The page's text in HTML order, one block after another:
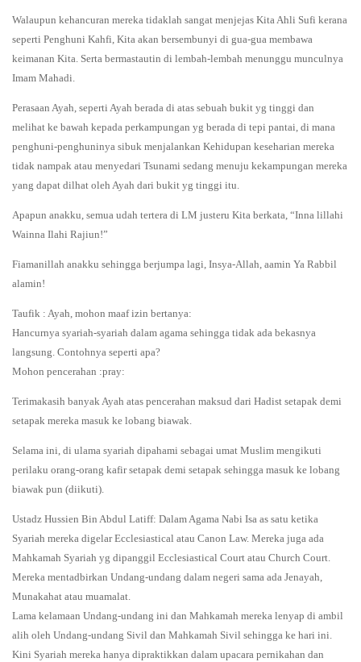
Walaupun kehancuran mereka tidaklah sangat menjejas Kita Ahli Sufi kerana
seperti Penghuni Kahfi, Kita akan bersembunyi di gua-gua membawa
keimanan Kita. Serta bermastautin di lembah-lembah menunggu munculnya
Imam Mahadi.
Perasaan Ayah, seperti Ayah berada di atas sebuah bukit yg tinggi dan
melihat ke bawah kepada perkampungan yg berada di tepi pantai, di mana
penghuni-penghuninya sibuk menjalankan Kehidupan keseharian mereka
tidak nampak atau menyedari Tsunami sedang menuju kekampungan mereka
yang dapat dilhat oleh Ayah dari bukit yg tinggi itu.
Apapun anakku, semua udah tertera di LM justeru Kita berkata, “Inna lillahi
Wainna Ilahi Rajiun!”
Fiamanillah anakku sehingga berjumpa lagi, Insya-Allah, aamin Ya Rabbil
alamin!
Taufik : Ayah, mohon maaf izin bertanya:
Hancurnya syariah-syariah dalam agama sehingga tidak ada bekasnya
langsung. Contohnya seperti apa?
Mohon pencerahan :pray:
Terimakasih banyak Ayah atas pencerahan maksud dari Hadist setapak demi
setapak mereka masuk ke lobang biawak.
Selama ini, di ulama syariah dipahami sebagai umat Muslim mengikuti
perilaku orang-orang kafir setapak demi setapak sehingga masuk ke lobang
biawak pun (diikuti).
Ustadz Hussien Bin Abdul Latiff: Dalam Agama Nabi Isa as satu ketika
Syariah mereka digelar Ecclesiastical atau Canon Law. Mereka juga ada
Mahkamah Syariah yg dipanggil Ecclesiastical Court atau Church Court.
Mereka mentadbirkan Undang-undang dalam negeri sama ada Jenayah,
Munakahat atau muamalat.
Lama kelamaan Undang-undang ini dan Mahkamah mereka lenyap di ambil
alih oleh Undang-undang Sivil dan Mahkamah Sivil sehingga ke hari ini.
Kini Syariah mereka hanya dipraktikkan dalam upacara pernikahan dan